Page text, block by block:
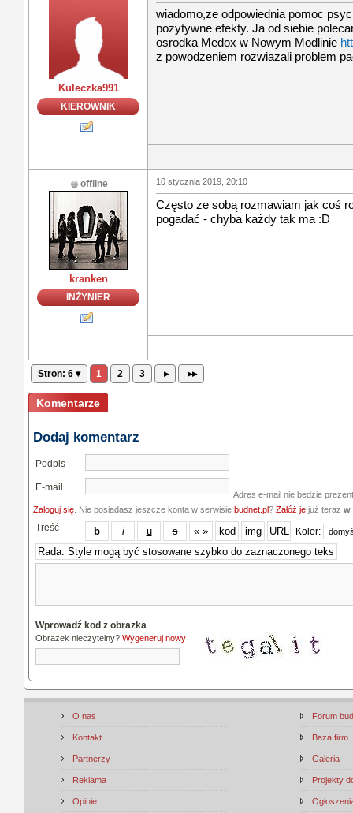
Kuleczka991
KIEROWNIK
wiadomo,ze odpowiednia pomoc
pozytywne efekty. Ja od siebie
osrodka Medox w Nowym Modlinie
z powodzeniem rozwiazali problem
offline
kranken
INŻYNIER
10 stycznia 2019, 20:10
Często ze sobą rozmawiam jak coś
pogadać - chyba każdy tak ma :D
Stron: 6 ▾ 1 2 3 ▸ ▸▸
Komentarze
Dodaj komentarz
Podpis
E-mail
Adres e-mail nie bedzie
Zaloguj się . Nie posiadasz jeszcze konta w serwisie budnet.pl? Załóż je już teraz w
Treść Kolor:
Wprowadź kod z obrazka
Obrazek nieczytelny? Wygeneruj nowy
O nas
Kontakt
Partnerzy
Reklama
Opinie
Forum
Baza firm
Galeria
Projekty